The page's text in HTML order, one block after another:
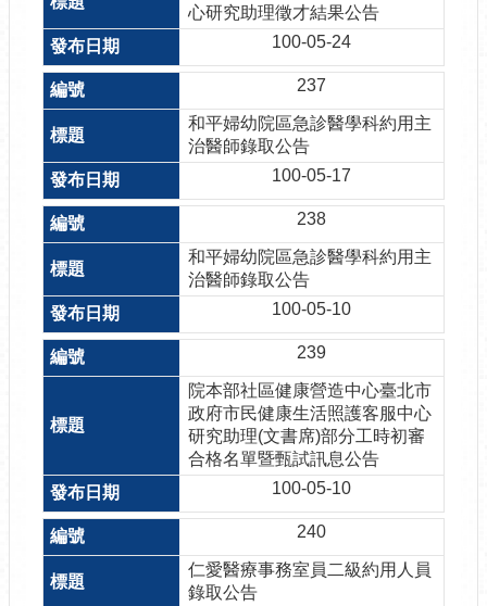
心研究助理徵才結果公告
100-05-24
237
和平婦幼院區急診醫學科約用主
治醫師錄取公告
100-05-17
238
和平婦幼院區急診醫學科約用主
治醫師錄取公告
100-05-10
239
院本部社區健康營造中心臺北市
政府市民健康生活照護客服中心
研究助理(文書席)部分工時初審
合格名單暨甄試訊息公告
100-05-10
240
仁愛醫療事務室員二級約用人員
錄取公告